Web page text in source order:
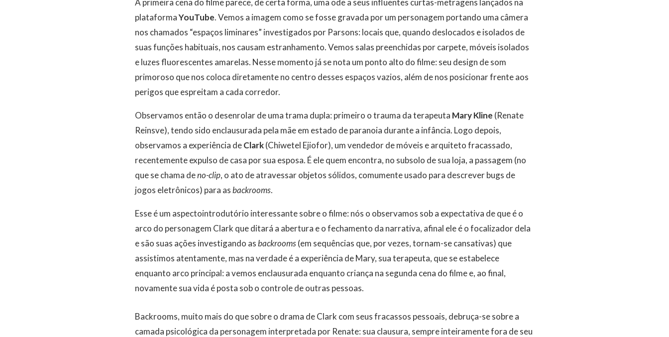
plataformaYouTube. Vemos a imagem como se fosse gravada por um personagem portando uma câmera
nos chamados “espaços liminares” investigados por Parsons: locais que, quando deslocados e isolados de
suas funções habituais, nos causam estranhamento. Vemos salas preenchidas por carpete, móveis isolados
e luzes fluorescentes amarelas. Nesse momento já se nota um ponto alto do filme: seu design de som
primoroso que nos coloca diretamente no centro desses espaços vazios, além de nos posicionar frente aos
perigos que espreitam a cada corredor.
Observamos então o desenrolar de uma trama dupla: primeiro o trauma da terapeuta Mary Kline (Renate
Reinsve), tendo sido enclausurada pela mãe em estado de paranoia durante a infância. Logo depois,
observamos a experiência deClark(Chiwetel Ejiofor), um vendedor de móveis e arquiteto fracassado,
recentemente expulso de casa por sua esposa. É ele quem encontra, no subsolo de sua loja, a passagem (no
que se chama deno-clip, o ato de atravessar objetos sólidos, comumente usado para descrever bugs de
jogos eletrônicos) para asbackrooms.
Esse é um aspectointrodutório interessante sobre o filme: nós o observamos sob a expectativa de que é o
arco do personagem Clark que ditará a abertura e o fechamento da narrativa, afinal ele é o focalizador dela
e são suas ações investigando asbackrooms(em sequências que, por vezes, tornam-se cansativas) que
assistimos atentamente, mas na verdade é a experiência de Mary, sua terapeuta, que se estabelece
enquanto arco principal: a vemos enclausurada enquanto criança na segunda cena do filme e, ao final,
novamente sua vida é posta sob o controle de outras pessoas.
Backrooms, muito mais do que sobre o drama de Clark com seus fracassos pessoais, debruça-se sobre a
camada psicológica da personagem interpretada por Renate: sua clausura, sempre inteiramente fora de seu